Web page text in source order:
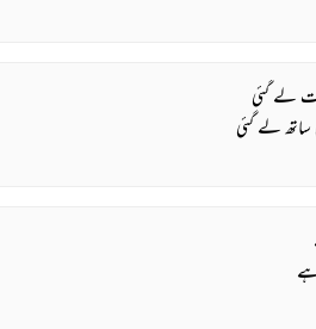
لے گئی
ساتھ لے گئی